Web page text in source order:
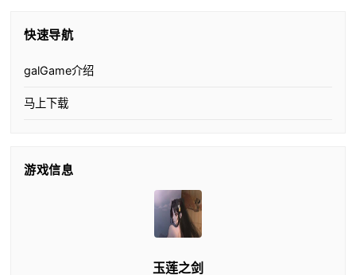
快速导航
galGame介绍
马上下载
游戏信息
玉莲之剑